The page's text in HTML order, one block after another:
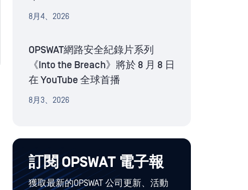
8月4、2026
OPSWAT網路安全紀錄片系列
《Into the Breach》將於 8 月 8 日
在 YouTube 全球首播
8月3、2026
訂閱 OPSWAT 電子報
獲取最新的OPSWAT 公司更新、活動